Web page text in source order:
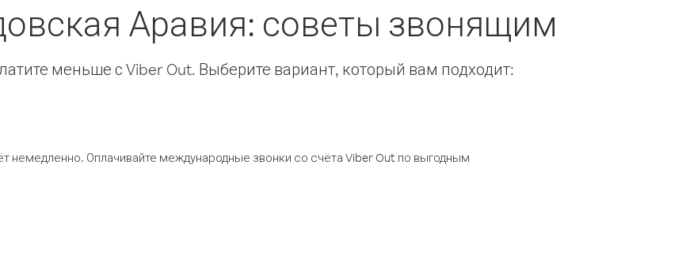
Аравия: советы звонящим
меньше с Viber Out. Выберите вариант, который вам подходит:
немедленно. Оплачивайте международные звонки со счёта Viber Out по выгодным